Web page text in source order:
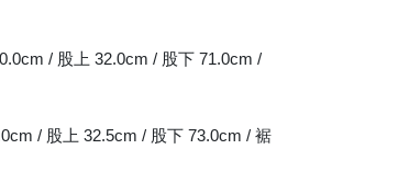
/ 股上 32.0cm / 股下 71.0cm /
/ 股上 32.5cm / 股下 73.0cm / 裾